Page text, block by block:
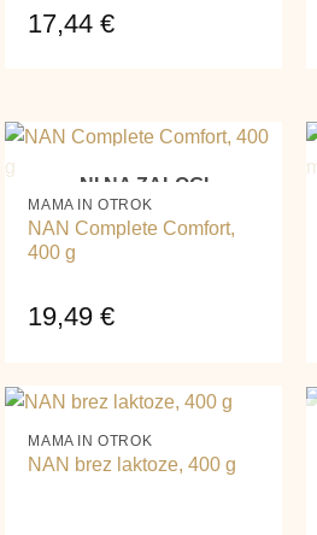
17,44€
NI NA ZALOGI
MAMA IN OTROK
NAN Complete Comfort,
400 g
19,49€
+
MAMA IN OTROK
NAN brez laktoze, 400 g